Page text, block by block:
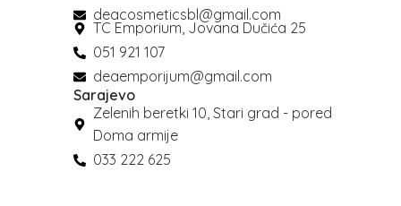
deacosmeticsbl@gmail.com
TC Emporium, Jovana Dučića 25
051 921 107
deaemporijum@gmail.com
Sarajevo
Zelenih beretki 10, Stari grad - pored
Doma armije
033 222 625